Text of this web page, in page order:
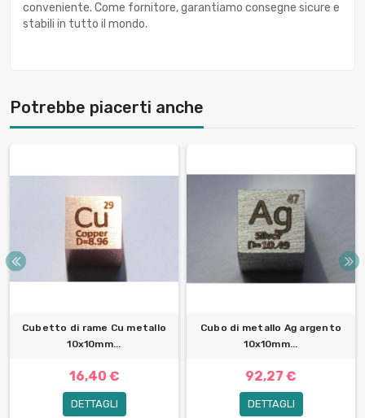
conveniente. Come fornitore, garantiamo consegne sicure e
stabili in tutto il mondo.
Potrebbe piacerti anche
Cubetto di rame Cu metallo
10x10mm...
16,40 €
DETTAGLI
Cubo di metallo Ag argento
10x10mm...
92,27 €
DETTAGLI